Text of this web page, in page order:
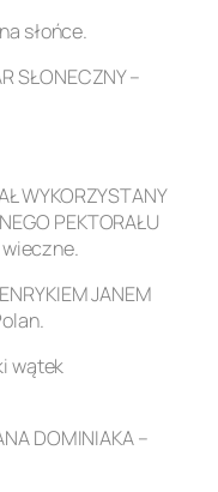
słońce.
SŁONECZNY –
WYKORZYSTANY
PEKTORAŁU
wieczne.
JANEM
wątek
DOMINIAKA –